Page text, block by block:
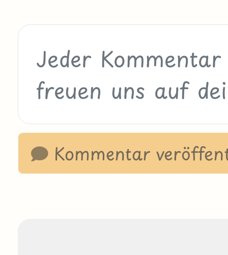
Kommentar